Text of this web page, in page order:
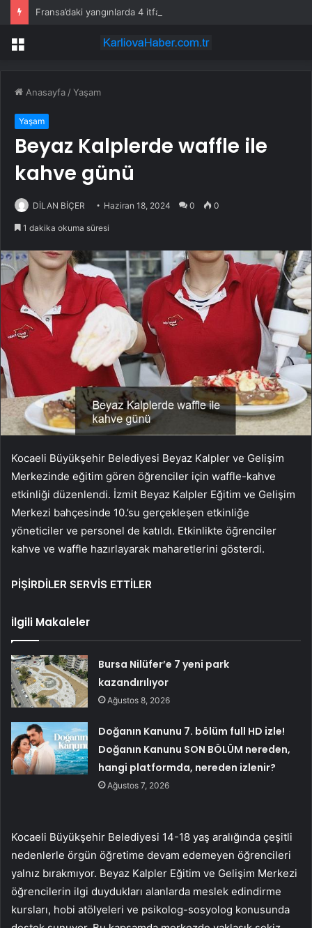
Fransa’daki yangınlarda 4 itfaiye eri hayatını kaybetti
Menü
Anasayfa /Yaşam
Yaşam
Beyaz Kalplerde waffle ile
kahve günü
DİLAN BİÇER Haziran 18, 2024 0 0
1 dakika okuma süresi
Kocaeli Büyükşehir Belediyesi Beyaz Kalpler ve Gelişim
Merkezinde eğitim gören öğrenciler için waffle-kahve
etkinliği düzenlendi. İzmit Beyaz Kalpler Eğitim ve Gelişim
Merkezi bahçesinde 10.’su gerçekleşen etkinliğe
yöneticiler ve personel de katıldı. Etkinlikte öğrenciler
kahve ve waffle hazırlayarak maharetlerini gösterdi.
PİŞİRDİLER SERVİS ETTİLER
İlgili Makaleler
Bursa Nilüfer’e 7 yeni park
kazandırılıyor
Ağustos 8, 2026
Doğanın Kanunu 7. bölüm full HD izle!
Doğanın Kanunu SON BÖLÜM nereden,
hangi platformda, nereden izlenir?
Ağustos 7, 2026
Kocaeli Büyükşehir Belediyesi 14-18 yaş aralığında çeşitli
nedenlerle örgün öğretime devam edemeyen öğrencileri
yalnız bırakmıyor. Beyaz Kalpler Eğitim ve Gelişim Merkezi
öğrencilerin ilgi duydukları alanlarda meslek edindirme
kursları, hobi atölyeleri ve psikolog-sosyolog konusunda